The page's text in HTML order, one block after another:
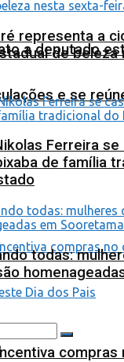
a deputado
e se
compras
representa a
de beleza
Ferreira se
de família
todas: